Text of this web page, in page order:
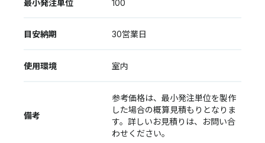
最小発注単位 100
目安納期 30営業日
使用環境 室内
備考
参考価格は、最小発注単位を製作
した場合の概算見積もりとなりま
す。詳しいお見積りは、お問い合
わせください。